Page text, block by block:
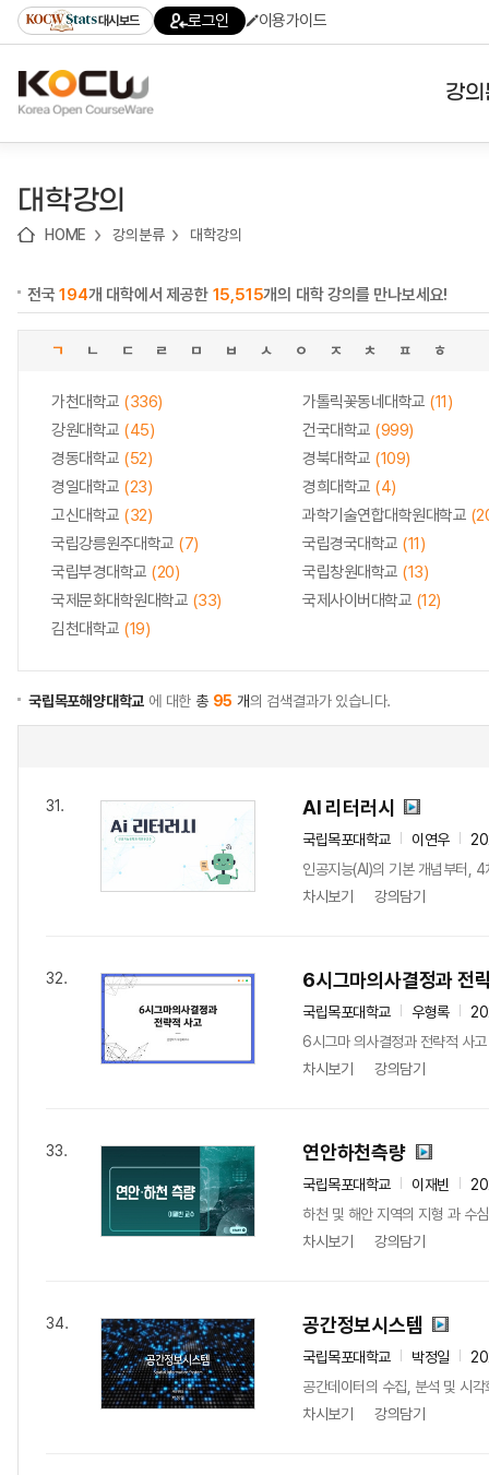
기
기
기
content)
가
대시보드 로그인 이용가이드
강
대학강의
HOME 강의분류 대학강의
전국194개 대학에서 제공한 15,515개의 대학 강의를 만나보세요!
ㄱ ㄴ ㄷ ㄹ ㅁ ㅂ ㅅ ㅇ ㅈ ㅊ ㅍ ㅎ
가천대학교 (336) 가톨릭꽃동네대학교 (11)
강원대학교 (45) 건국대학교 (999)
경동대학교 (52) 경북대학교 (109)
경일대학교 (23) 경희대학교 (4)
고신대학교 (32) 과학기술연합대학원대학교
국립강릉원주대학교 (7) 국립경국대학교 (11)
국립부경대학교 (20) 국립창원대학교 (13)
국제문화대학원대학교 (33) 국제사이버대학교 (12)
김천대학교 (19)
국립목포해양대학교 에 대한 총 95 개의 검색결과가 있습니다.
31. AI 리터러시
국립목포대학교 이연우
인공지능(AI)의 기본 개념부터,
차시보기
강의담기
32. 6시그마의사결정과 전
국립목포대학교 우형록
6시그마 의사결정과 전략적 사
차시보기
강의담기
33. 연안하천측량
국립목포대학교 이재빈
하천 및 해안 지역의 지형 과 수
차시보기
강의담기
34. 공간정보시스템
국립목포대학교 박정일
공간데이터의 수집, 분석 및 시
차시보기
강의담기